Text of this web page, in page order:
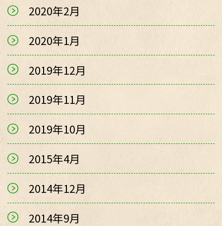
2020年2月
2020年1月
2019年12月
2019年11月
2019年10月
2015年4月
2014年12月
2014年9月